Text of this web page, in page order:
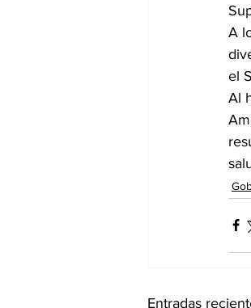
A
el
Al
Entradas